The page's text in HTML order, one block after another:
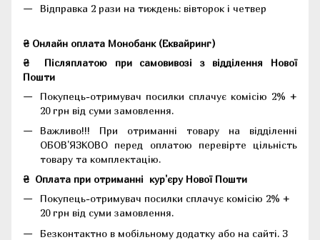
Відправка 2 рази на тиждень: вівторок і четвер
₴ Онлайн оплата Монобанк (Еквайринг)
₴
Післяплатою при самовивозі з відділення Нової
Пошти
Покупець-отримувач посилки сплачує комісію 2% +
20 грн від суми замовлення.
Важливо!!! При отриманні товару на відділенні
ОБОВ'ЯЗКОВО перед оплатою перевірте цільність
товару та комплектацію.
₴ Оплата при отриманні кур'єру Нової Пошти
Покупець-отримувач посилки сплачує комісію 2% +
20 грн від суми замовлення.
Безконтактно в мобільному додатку або на сайті. З